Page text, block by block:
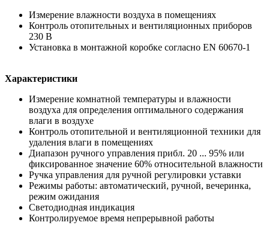
Измерение влажности воздуха в помещениях
Контроль отопительных и вентиляционных приборов
230 В
Установка в монтажной коробке согласно EN 60670-1
Характеристики
Измерение комнатной температуры и влажности
воздуха для определения оптимального содержания
влаги в воздухе
Контроль отопительной и вентиляционной техники для
удаления влаги в помещениях
Диапазон ручного управления прибл. 20 ... 95% или
фиксированное значение 60% относительной влажности
Ручка управления для ручной регулировки уставки
Режимы работы: автоматический, ручной, вечеринка,
режим ожидания
Светодиодная индикация
Контролируемое время непрерывной работы